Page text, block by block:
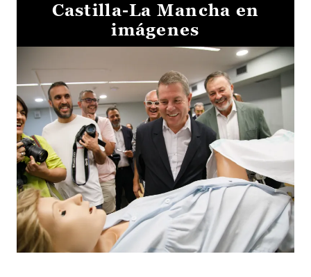
Castilla-La Mancha en
imágenes